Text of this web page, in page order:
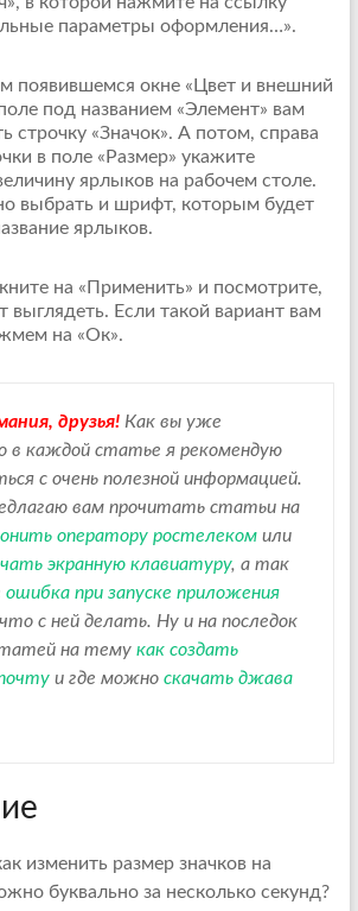
параметры оформления…».
появившемся окне «Цвет и внешний
под названием «Элемент» вам
строчку «Значок». А потом, справа
в поле «Размер» укажите
ярлыков на рабочем столе.
выбрать и шрифт, которым будет
ярлыков.
на «Применить» и посмотрите,
выглядеть. Если такой вариант вам
на «Ок».
друзья!Как вы уже
в каждой статье я рекомендую
с очень полезной информацией.
вам прочитать статьи на
оператору ростелекомили
экранную клавиатуру, а так
ошибка при запуске приложения
с ней делать. Ну и на последок
на тему как создать
и где можно скачать джава
изменить размер значков на
буквально за несколько секунд?